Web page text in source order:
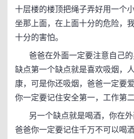
十层楼的楼顶把绳子弄好用一个
坐那上面，在上面十分的危险，
十分的害怕。
爸爸在外面一定要注意自己的
缺点第一个缺点就是喜欢吸烟，
康，可是你还吸烟，爸爸一定要
你一定要记住安全第一，工作第二
另一个缺点就是喝酒，你在外
爸爸你一定要记住千万不可以喝